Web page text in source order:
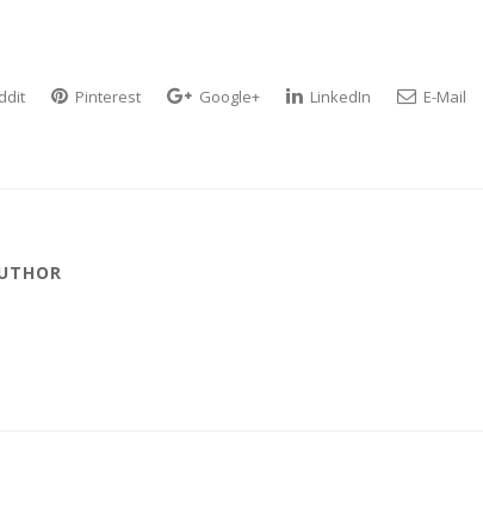
Pinterest Google+ LinkedIn E-Mail